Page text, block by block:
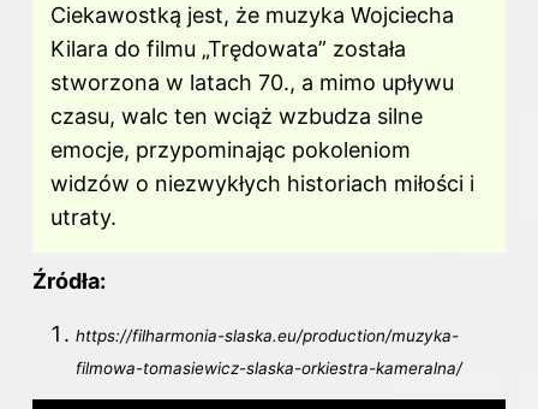
Ciekawostką jest, że muzyka Wojciecha
Kilara do filmu „Trędowata” została
stworzona w latach 70., a mimo upływu
czasu, walc ten wciąż wzbudza silne
emocje, przypominając pokoleniom
widzów o niezwykłych historiach miłości i
utraty.
Źródła:
https://filharmonia-slaska.eu/production/muzyka-
filmowa-tomasiewicz-slaska-orkiestra-kameralna/